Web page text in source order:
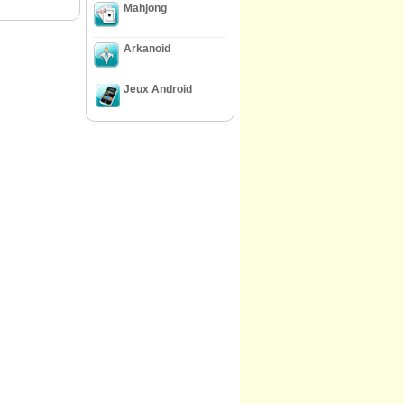
Mahjong
Arkanoid
Jeux Android